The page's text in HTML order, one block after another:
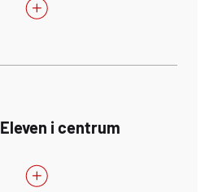
Eleven i centrum